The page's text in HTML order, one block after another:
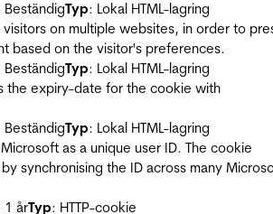
BeständigTyp: Lokal HTML-lagring
on multiple websites, in order to
based on the visitor's preferences.
BeständigTyp: Lokal HTML-lagring
the expiry-date for the cookie with
BeständigTyp: Lokal HTML-lagring
as a unique user ID. The cookie
synchronising the ID across many
1 årTyp: HTTP-cookie